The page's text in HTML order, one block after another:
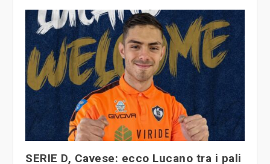
SERIE D, Cavese: ecco Lucano tra i pali